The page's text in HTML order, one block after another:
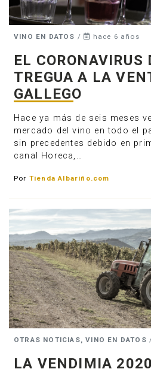
VINO EN DATOS / hace 6 años
EL CORONAVIRUS
TREGUA A LA
GALLEGO
Hace ya más de seis meses
mercado del vino en todo el
sin precedentes debido en
canal Horeca,…
Por Tienda Albariño.com
OTRAS NOTICIAS, VINO EN DATOS
LA VENDIMIA